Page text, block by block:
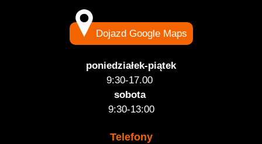
Dojazd Google Maps
poniedziałek-piątek
9:30-17.00
sobota
9:30-13:00
Telefony